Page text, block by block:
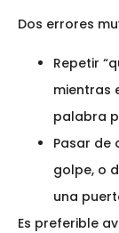
Dos errores
Repetir
mientras
palabra
Pasar de
golpe, o
una
Es preferible